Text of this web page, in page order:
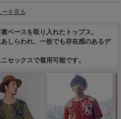
ーを見る
ベースを取り入れたトップス。
しらわれ、一枚でも存在感のあるデ
セックスで着用可能です。